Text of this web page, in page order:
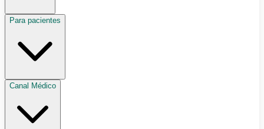
Para pacientes
Canal Médico